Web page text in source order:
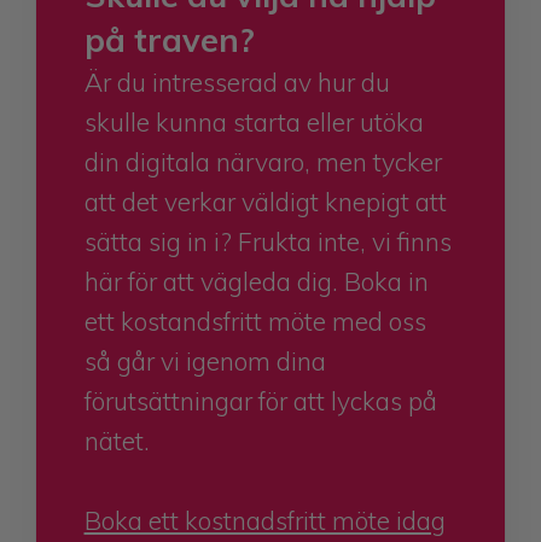
på traven?
Är du intresserad av hur du
skulle kunna starta eller utöka
din digitala närvaro, men tycker
att det verkar väldigt knepigt att
sätta sig in i? Frukta inte, vi finns
här för att vägleda dig. Boka in
ett kostandsfritt möte med oss
så går vi igenom dina
förutsättningar för att lyckas på
nätet.
Boka ett kostnadsfritt möte idag